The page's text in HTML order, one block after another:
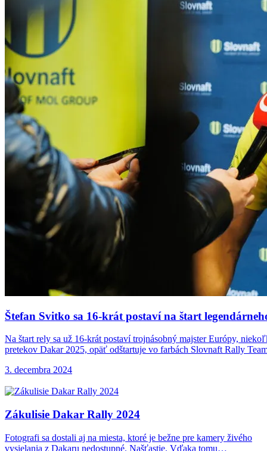
Štefan Svitko sa 16-krát postaví na štart
Na štart rely sa už 16-krát postaví trojnásobný majster Európy,
pretekov Dakar 2025, opäť odštartuje vo farbách Slovnaft Rally
3. decembra 2024
Zákulisie Dakar Rally 2024
Fotografi sa dostali aj na miesta, ktoré je bežne pre kamery živého
vysielania z Dakaru nedostupné. Našťastie. Vďaka tomu…